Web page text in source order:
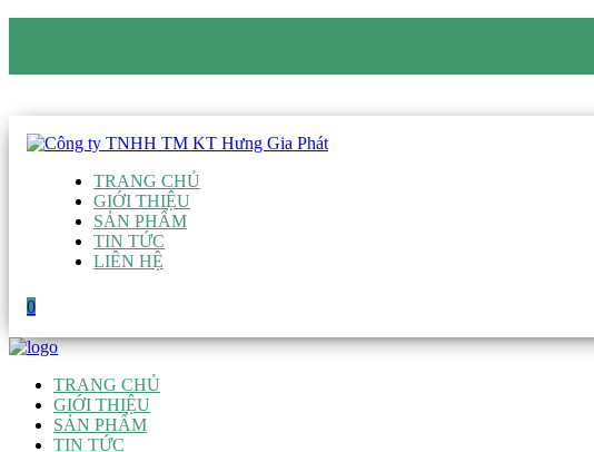
TRANG CHỦ
GIỚI THIỆU
SẢN PHẨM
TIN TỨC
LIÊN HỆ
0
TRANG CHỦ
GIỚI THIỆU
SẢN PHẨM
TIN TỨC